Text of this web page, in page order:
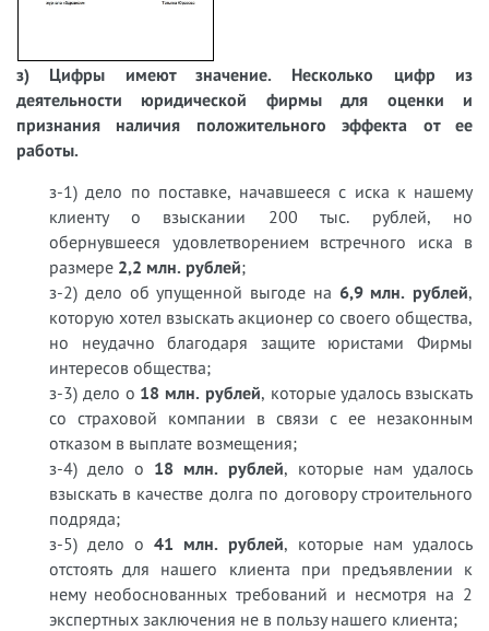
з) Цифры имеют значение. Несколько цифр из
деятельности юридической фирмы для оценки и
признания наличия положительного эффекта от ее
работы.
з-1) дело по поставке, начавшееся с иска к нашему
клиенту о взыскании 200 тыс. рублей, но
обернувшееся удовлетворением встречного иска в
размере 2,2 млн. рублей;
з-2) дело об упущенной выгоде на 6,9 млн. рублей,
которую хотел взыскать акционер со своего общества,
но неудачно благодаря защите юристами Фирмы
интересов общества;
з-3) дело о 18 млн. рублей, которые удалось взыскать
со страховой компании в связи с ее незаконным
отказом в выплате возмещения;
з-4) дело о 18 млн. рублей, которые нам удалось
взыскать в качестве долга по договору строительного
подряда;
з-5) дело о 41 млн. рублей, которые нам удалось
отстоять для нашего клиента при предъявлении к
нему необоснованных требований и несмотря на 2
экспертных заключения не в пользу нашего клиента;